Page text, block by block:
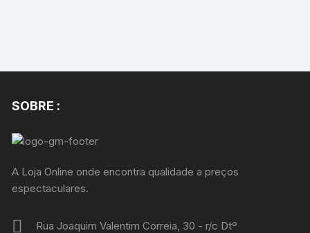
SOBRE :
A Loja Online onde encontra qualidade a preços
espectaculares.
Rua Joaquim Valentim Correia, 30 - r/c Dtº